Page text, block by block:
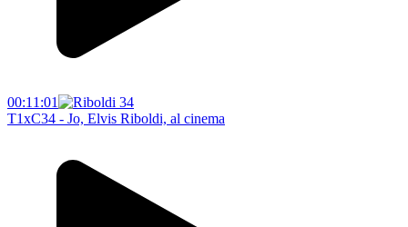
00:11:01
T1xC34 - Jo, Elvis Riboldi, al cinema